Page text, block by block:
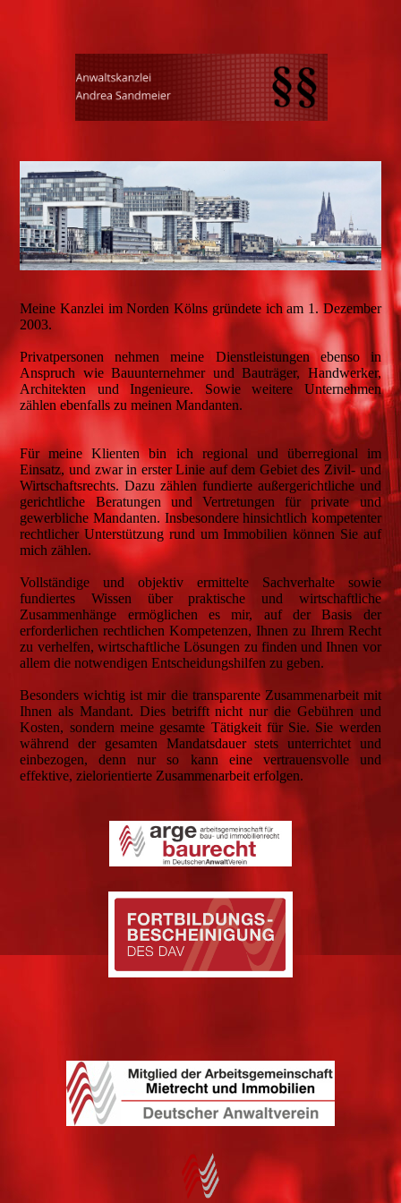
Meine Kanzlei im Norden Kölns gründete ich am 1. Dezember
2003.
Privatpersonen nehmen meine Dienstleistungen ebenso in
Anspruch wie Bauunternehmer und Bauträger, Handwerker,
Architekten und Ingenieure. Sowie weitere Unternehmen
zählen ebenfalls zu meinen Mandanten.
Für meine Klienten bin ich regional und überregional im
Einsatz, und zwar in erster Linie auf dem Gebiet des Zivil- und
Wirtschaftsrechts. Dazu zählen fundierte außergerichtliche und
gerichtliche Beratungen und Vertretungen für private und
gewerbliche Mandanten. Insbesondere hinsichtlich kompetenter
rechtlicher Unterstützung rund um Immobilien können Sie auf
mich zählen.
Vollständige und objektiv ermittelte Sachverhalte sowie
fundiertes Wissen über praktische und wirtschaftliche
Zusammenhänge ermöglichen es mir, auf der Basis der
erforderlichen rechtlichen Kompetenzen, Ihnen zu Ihrem Recht
zu verhelfen, wirtschaftliche Lösungen zu finden und Ihnen vor
allem die notwendigen Entscheidungshilfen zu geben.
Besonders wichtig ist mir die transparente Zusammenarbeit mit
Ihnen als Mandant. Dies betrifft nicht nur die Gebühren und
Kosten, sondern meine gesamte Tätigkeit für Sie. Sie werden
während der gesamten Mandatsdauer stets unterrichtet und
einbezogen, denn nur so kann eine vertrauensvolle und
effektive, zielorientierte Zusammenarbeit erfolgen.